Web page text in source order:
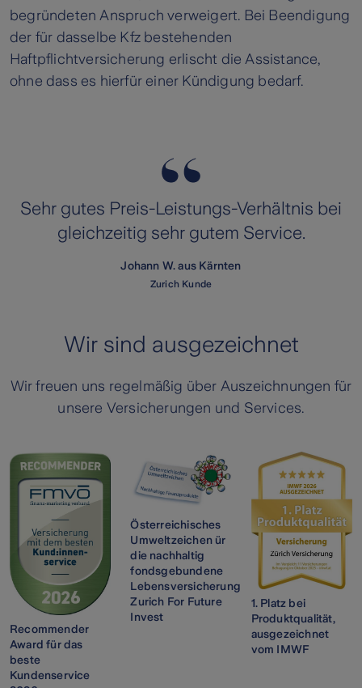
begründeten Anspruch verweigert. Bei Beendigung
der für dasselbe Kfz bestehenden
Haftpflichtversicherung erlischt die Assistance,
ohne dass es hierfür einer Kündigung bedarf.
Sehr gutes Preis-Leistungs-Verhältnis bei
gleichzeitig sehr gutem Service.
Johann W. aus Kärnten
Zurich Kunde
Wir sind ausgezeichnet
Wir freuen uns regelmäßig über Auszeichnungen für
unsere Versicherungen und Services.
Recommender
Award für das
beste
Kundenservice
Österreichisches
Umweltzeichen ür
die nachhaltig
fondsgebundene
Lebensversicherung
Zurich For Future
Invest
1. Platz bei
Produktqualität,
ausgezeichnet
vom IMWF